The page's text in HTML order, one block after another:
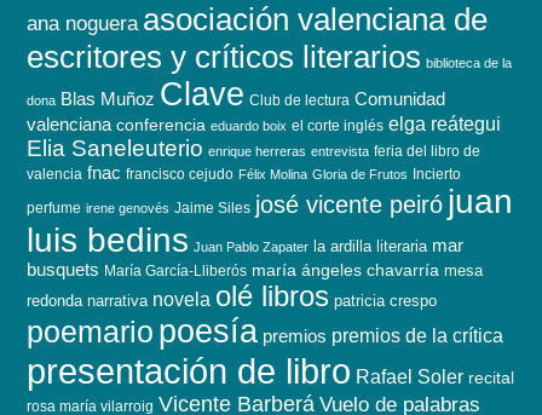
ana noguera asociación valenciana de
escritores y críticos literarios biblioteca de la
dona Blas Muñoz Clave Club de lectura Comunidad
valenciana conferencia eduardo boix el corte inglés elga reátegui
Elia Saneleuterio enrique herreras entrevista feria del libro de
valencia fnac francisco cejudo Félix Molina Gloria de Frutos
Incierto
perfume irene genovés Jaime Siles josé vicente peiró juan
luis bedins Juan Pablo Zapater la ardilla literaria mar
busquets María García-Lliberós maría ángeles chavarría mesa
redonda narrativa novela olé libros patricia crespo
poemario poesía premios premios de la crítica
presentación de libro Rafael Soler recital
rosa maría vilarroig Vicente Barberá Vuelo de palabras